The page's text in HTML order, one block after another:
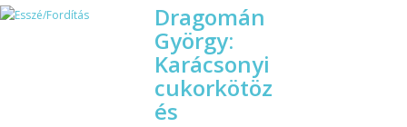
Dragomán
György:
Karácsonyi
cukorkötöz
és